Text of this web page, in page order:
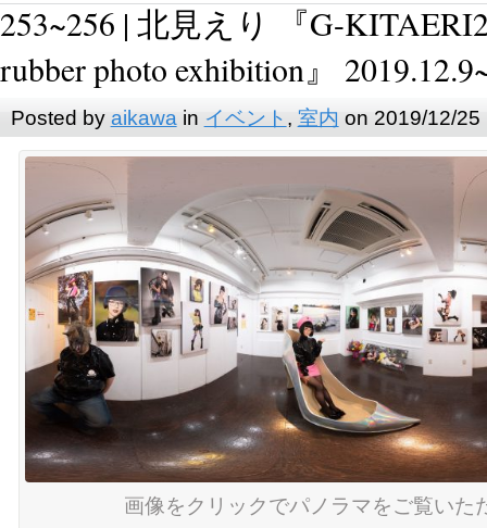
253~256 | 北見えり 『G-
rubber photo exhibition』
Posted by aikawain イベント , 室内 on 2019/12/25
画像をクリックでパノラマをご覧いた